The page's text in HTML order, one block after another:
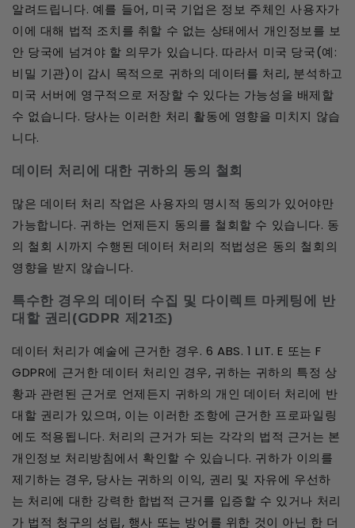
알려드립니다. 예를 들어, 미국 기업은 정보 주체인 사용자가
이에 대해 법적 조치를 취할 수 없는 상태에서 개인정보를 보
안 당국에 넘겨야 할 의무가 있습니다. 따라서 미국 당국(예:
비밀 기관)이 감시 목적으로 귀하의 데이터를 처리, 분석하고
미국 서버에 영구적으로 저장할 수 있다는 가능성을 배제할
수 없습니다. 당사는 이러한 처리 활동에 영향을 미치지 않습
니다.
데이터 처리에 대한 귀하의 동의 철회
많은 데이터 처리 작업은 사용자의 명시적 동의가 있어야만
가능합니다. 귀하는 언제든지 동의를 철회할 수 있습니다. 동
의 철회 시까지 수행된 데이터 처리의 적법성은 동의 철회의
영향을 받지 않습니다.
특수한 경우의 데이터 수집 및 다이렉트 마케팅에 반
대할 권리(GDPR 제21조)
데이터 처리가 예술에 근거한 경우. 6 ABS. 1 LIT. E 또는 F
GDPR에 근거한 데이터 처리인 경우, 귀하는 귀하의 특정 상
황과 관련된 근거로 언제든지 귀하의 개인 데이터 처리에 반
대할 권리가 있으며, 이는 이러한 조항에 근거한 프로파일링
에도 적용됩니다. 처리의 근거가 되는 각각의 법적 근거는 본
개인정보 처리방침에서 확인할 수 있습니다. 귀하가 이의를
제기하는 경우, 당사는 귀하의 이익, 권리 및 자유에 우선하
는 처리에 대한 강력한 합법적 근거를 입증할 수 있거나 처리
가 법적 청구의 성립, 행사 또는 방어를 위한 것이 아닌 한 더